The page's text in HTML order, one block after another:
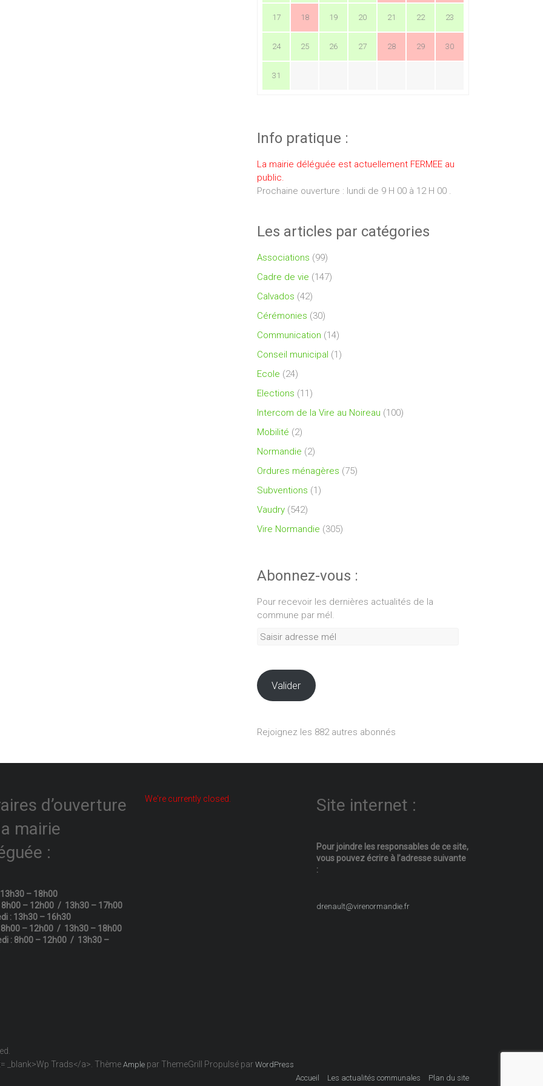
17 18 19 20 21 22 23
24 25 26 27 28 29 30
31
Info pratique :
La mairie déléguée est actuellement FERMEE au
public.
Prochaine ouverture : lundi de 9 H 00 à 12 H 00 .
Les articles par catégories
Associations (99)
Cadre de vie (147)
Calvados (42)
Cérémonies (30)
Communication (14)
Conseil municipal (1)
Ecole (24)
Elections (11)
Intercom de la Vire au Noireau (100)
Mobilité (2)
Normandie (2)
Ordures ménagères (75)
Subventions (1)
Vaudry (542)
Vire Normandie (305)
Abonnez-vous :
Pour recevoir les dernières actualités de la
commune par mél.
Saisir
Valider
Rejoignez les 882 autres abonnés
d’ouverture
mairie
:
13h30 – 18h00
8h00 – 12h00 / 13h30 – 17h00
: 13h30 – 16h30
8h00 – 12h00 / 13h30 – 18h00
: 8h00 – 12h00 / 13h30 –
We're currently closed. Site internet :
Pour joindre les responsables de ce site,
vous pouvez écrire à l’adresse suivante
:
drenault@virenormandie.fr
_blank>Wp Trads</a>. Thème Ample par ThemeGrill Propulsé par WordPress
Accueil
Les actualités communales Plan du site